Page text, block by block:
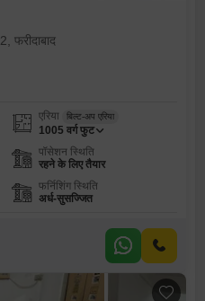
फरीदाबाद
एरिया बिल्ट-अप एरिया
1005 वर्ग फुट
पॉसेशन स्थिति
रहने के लिए तैयार
फर्निशिंग स्थिति
अर्ध-सुसज्जित